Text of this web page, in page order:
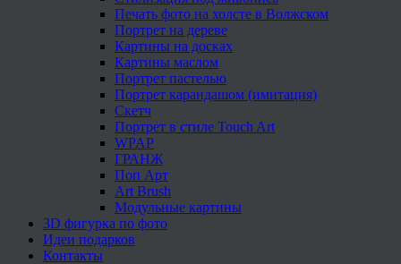
Печать фото на холсте в Волжском
Портрет на дереве
Картины на досках
Картины маслом
Портрет пастелью
Портрет карандашом (имитация)
Скетч
Портрет в стиле Touch Art
WPAP
ГРАНЖ
Поп Арт
Art Brush
Модульные картины
3D фигурка по фото
Идеи подарков
Контакты